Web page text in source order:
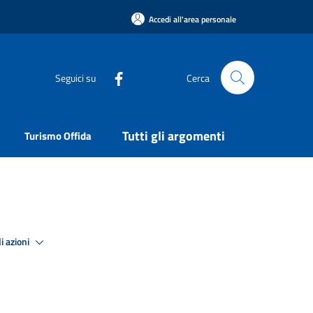
Accedi all'area personale
Seguici su Cerca
Turismo Offida Tutti gli argomenti
azioni